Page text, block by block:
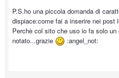
P.S.ho una piccola domanda di
dispiace:come fai a inserire nei post
Perchè col sito che uso io fa solo
notato...grazie
:angel_not: